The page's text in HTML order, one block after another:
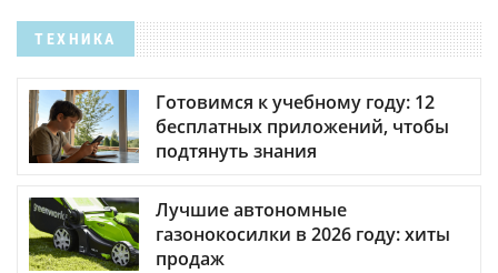
ТЕХНИКА
Готовимся к учебному году: 12
бесплатных приложений, чтобы
подтянуть знания
Лучшие автономные
газонокосилки в 2026 году: хиты
продаж